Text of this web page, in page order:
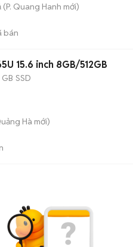
(P. Quang Hanh mới)
bán
15.6 inch 8GB/512GB
SSD
Hà mới)